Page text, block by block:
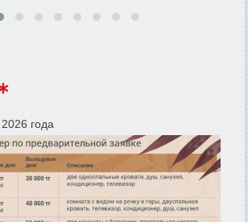
года